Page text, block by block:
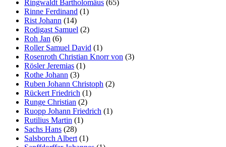
Ringwaldt Bartholomäus (65)
Rinne Ferdinand (1)
Rist Johann (14)
Rodigast Samuel (2)
Roh Jan (6)
Roller Samuel David (1)
Rosenroth Christian Knorr von (3)
Rösler Jeremias (1)
Rothe Johann (3)
Ruben Johann Christoph (2)
Rückert Friedrich (1)
Runge Christian (2)
Ruopp Johann Friedrich (1)
Rutilius Martin (1)
Sachs Hans (28)
Salsborch Albert (1)